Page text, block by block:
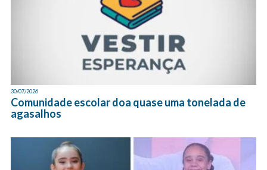
30/07/2026
Comunidade escolar doa quase uma tonelada de
agasalhos